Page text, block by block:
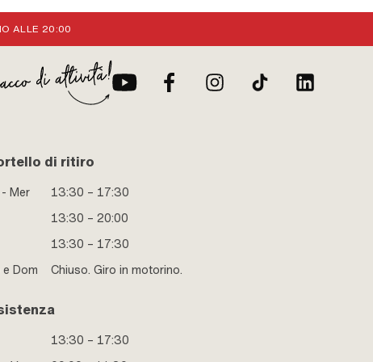
ALLE 20:00
di ritiro
Mer
13:30 – 17:30
13:30 – 20:00
13:30 – 17:30
Dom
Chiuso. Giro in motorino.
13:30 – 17:30